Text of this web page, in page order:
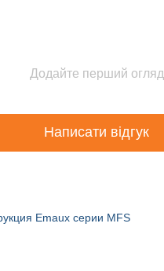
Додайте перший огляд
Написати відгук
Emaux серии MFS